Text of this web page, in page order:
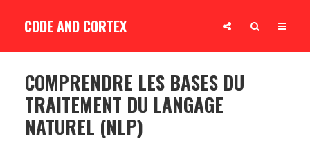
CODE AND CORTEX
COMPRENDRE LES BASES DU
TRAITEMENT DU LANGAGE
NATUREL (NLP)